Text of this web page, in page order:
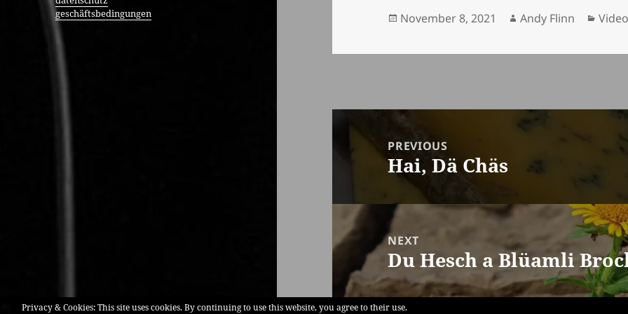
geschäftsbedingungen
Posted
November 8, 2021 Author
Andy Flinn Video
Beitragsnavigation
PREVIOUS
Previous
post:
Hai, Dä Chäs
NEXT
Next
post:
Du Hesch a Blüamli
Privacy & Cookies: This site uses cookies. By continuing to use this website, you agree to their use.